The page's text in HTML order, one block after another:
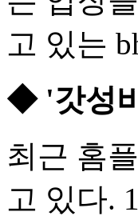
고 있는
◆ '갓성
최근 홈
고 있다.